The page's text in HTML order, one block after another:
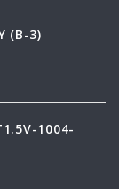
(B-3)
1004-